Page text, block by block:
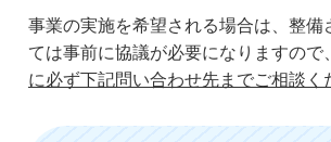
事業の実施を希望される場合は、整備
ては事前に協議が必要になりますので、
に必ず下記問い合わせ先までご相談く